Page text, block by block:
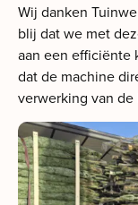
Wij danken
blij dat we met
aan een efficiënte
dat de machine
verwerking van de